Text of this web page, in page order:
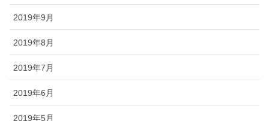
2019年9月
2019年8月
2019年7月
2019年6月
2019年5月